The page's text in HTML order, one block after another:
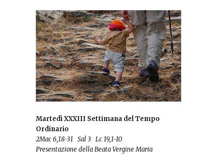
Martedì XXXIII Settimana del Tempo
Ordinario
2Mac 6,18-31 Sal 3 Lc 19,1-10
Presentazione della Beata Vergine Maria